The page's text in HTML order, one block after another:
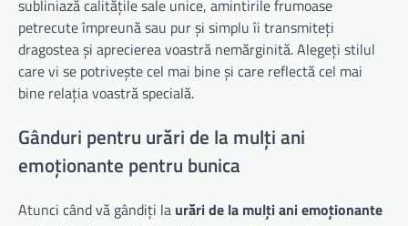
subliniază calitățile sale unice, amintirile frumoase
petrecute împreună sau pur și simplu îi transmiteți
dragostea și aprecierea voastră nemărginită. Alegeți stilul
care vi se potrivește cel mai bine și care reflectă cel mai
bine relația voastră specială.
Gânduri pentru urări de la mulți ani
emoționante pentru bunica
Atunci când vă gândiți la urări de la mulți ani emoționante